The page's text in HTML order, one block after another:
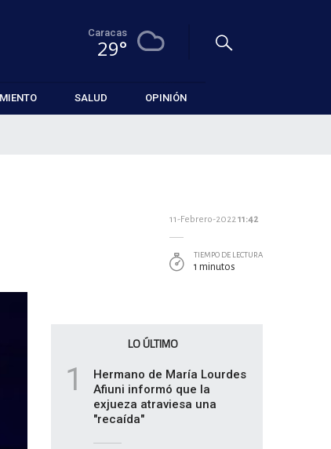
Caracas
29°
SALUD OPINIÓN
11-Febrero-202211:42
TIEMPO DE LECTURA
1 minutos
LO ÚLTIMO
1
Hermano de María Lourdes
Afiuni informó que la
exjueza atraviesa una
"recaída"